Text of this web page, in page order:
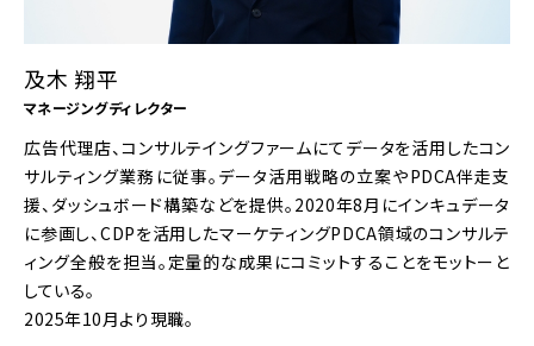
及木 翔平
マネージングディレクター
広告代理店、コンサルテイングファームにてデータを活用したコン
サルティング業務に従事。データ活用戦略の立案やPDCA伴走支
援、ダッシュボード構築などを提供。2020年8月にインキュデータ
に参画し、CDPを活用したマーケティングPDCA領域のコンサルテ
ィング全般を担当。定量的な成果にコミットすることをモットーと
している。
2025年10月より現職。